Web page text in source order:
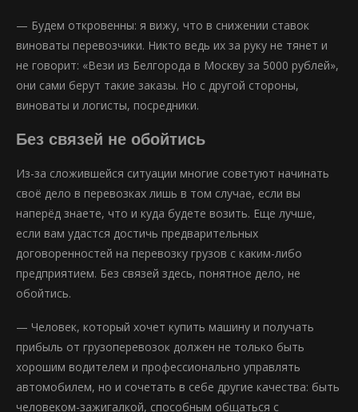
— Будем откровенны: я вижу, что в снижении ставок
виноваты перевозчики. Никто ведь их за руку не тянет и
не говорит: «Вези из Белгорода в Москву за 5000 рублей»,
они сами берут такие заказы. Но с другой стороны,
виноваты и логисты, посредники.
Без связей не обойтись
Из-за сложившейся ситуации многие советуют начинать
своё дело в перевозках лишь в том случае, если вы
наперёд знаете, что и куда будете возить. Еще лучше,
если вам удастся достичь предварительных
договоренностей на перевозку грузов с каким-либо
предприятием. Без связей здесь, понятное дело, не
обойтись.
— Человек, который хочет купить машину и получать
прибыль от грузоперевозок должен не только быть
хорошим водителем и профессионально управлять
автомобилем, но и сочетать в себе другие качества: быть
человеком-зажигалкой, способным общаться с